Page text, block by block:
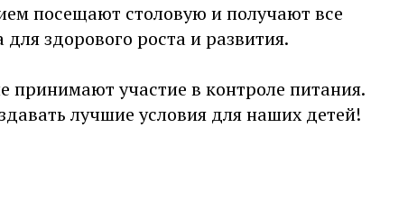
посещают столовую и получают все
здорового роста и развития.
принимают участие в контроле питания.
лучшие условия для наших детей!